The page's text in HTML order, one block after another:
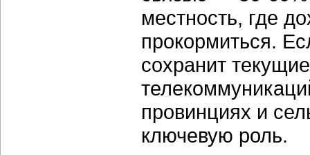
местность, где
прокормиться.
сохранит
провинциях и
ключевую роль.